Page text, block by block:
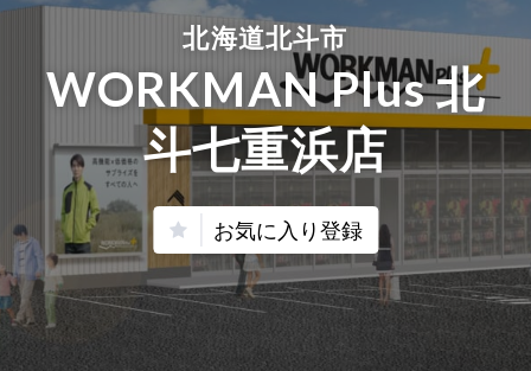
北海道北斗市
WORKMAN Plus 北
斗七重浜店
お気に入り登録